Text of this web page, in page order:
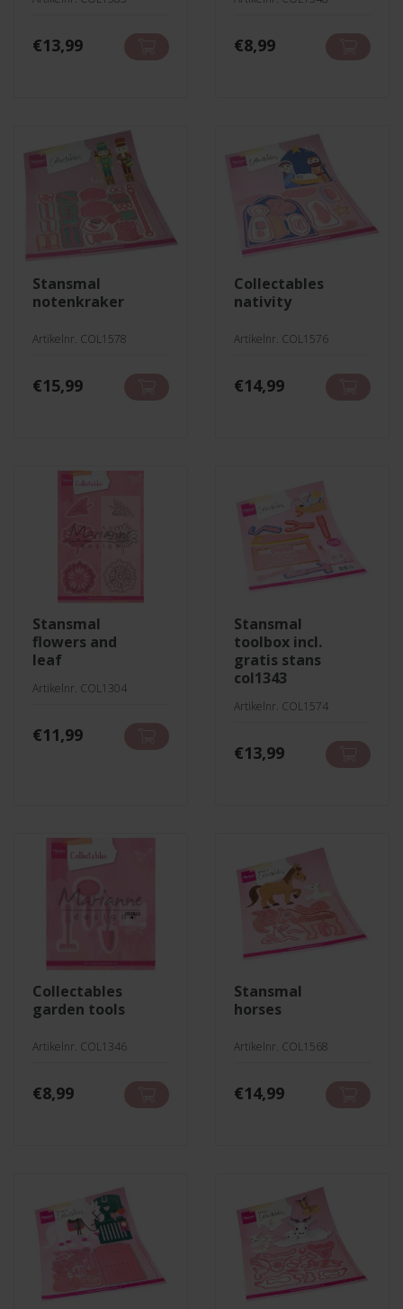
€13,99 €8,99
stansmal
notenkraker
Artikelnr. COL1578
€15,99
collectables
nativity
Artikelnr. COL1576
€14,99
stansmal
flowers and
leaf
Artikelnr. COL1304
€11,99
stansmal
toolbox incl.
gratis stans
col1343
Artikelnr. COL1574
€13,99
collectables
garden tools
Artikelnr. COL1346
€8,99
stansmal
horses
Artikelnr. COL1568
€14,99